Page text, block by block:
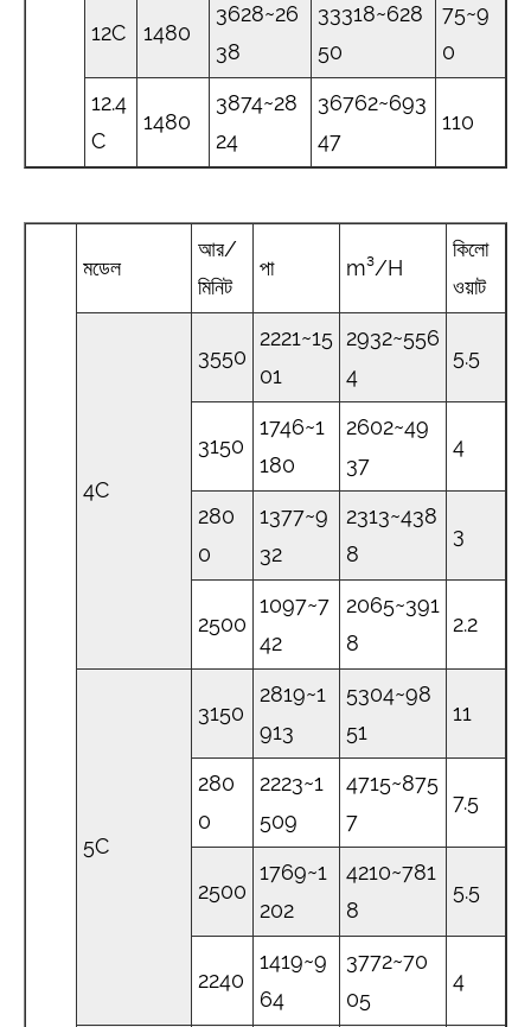
12C 1480
3628~26
38
33318~628
50
75~9
0
12.4
C
1480
3874~28
24
36762~693
47
110
মডেল
আর/
মিনিট
পা m³/H
কিলো
ওয়াট
4C
3550
2221~15
01
2932~556
4
5.5
3150
1746~1
180
2602~49
37
4
280
0
1377~9
32
2313~438
8
3
2500
1097~7
42
2065~391
8
2.2
5C
3150
2819~1
913
5304~98
51
11
280
0
2223~1
509
4715~875
7
7.5
2500
1769~1
202
4210~781
8
5.5
2240
1419~9
64
3772~70
05
4